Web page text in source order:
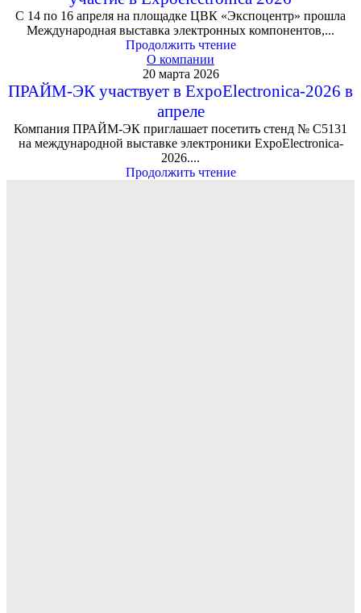
С 14 по 16 апреля на площадке ЦВК «Экспоцентр» прошла
Международная выставка электронных компонентов,...
Продолжить чтение
О компании
20 марта 2026
ПРАЙМ-ЭК участвует в ExpoElectronica-2026 в
апреле
Компания ПРАЙМ-ЭК приглашает посетить стенд № C5131
на международной выставке электроники ExpoElectronica-
2026....
Продолжить чтение